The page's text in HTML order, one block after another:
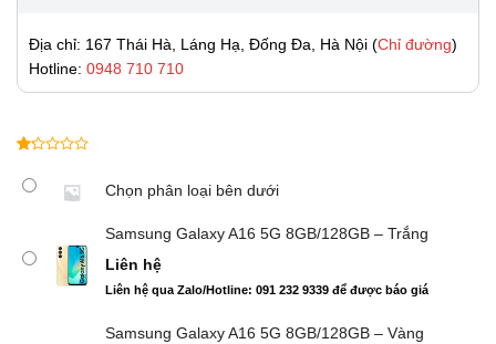
Địa chỉ: 167 Thái Hà, Láng Hạ, Đống Đa, Hà Nội (Chỉ đường)
Hotline: 0948 710 710
trên
đánh
Chọn phân loại bên dưới
Samsung Galaxy A16 5G 8GB/128GB – Trắng
Liên hệ
Liên hệ qua Zalo/Hotline: 091 232 9339 để được báo giá
Samsung Galaxy A16 5G 8GB/128GB – Vàng